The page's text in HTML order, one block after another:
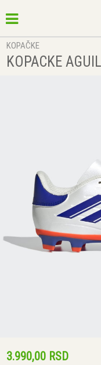
KOPAČKE
KOPACKE
3.990,00 RSD